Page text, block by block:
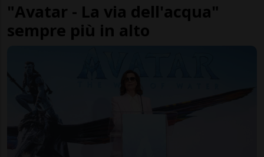
"Avatar - La via dell'acqua"
sempre più in alto